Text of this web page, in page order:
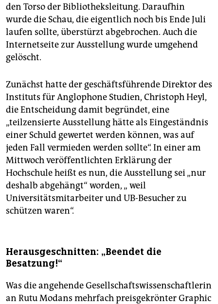
den Torso der Bibliotheksleitung. Daraufhin
wurde die Schau, die eigentlich noch bis Ende Juli
laufen sollte, überstürzt abgebrochen. Auch die
Internetseite zur Ausstellung wurde umgehend
gelöscht.
Zunächst hatte der geschäftsführende Direktor des
Instituts für Anglophone Studien, Christoph Heyl,
die Entscheidung damit begründet, eine
„teilzensierte Ausstellung hätte als Eingeständnis
einer Schuld gewertet werden können, was auf
jeden Fall vermieden werden sollte“. In einer am
Mittwoch veröffentlichten Erklärung der
Hochschule heißt es nun, die Ausstellung sei „nur
deshalb abgehängt“ worden, „ weil
Universitätsmitarbeiter und UB-Besucher zu
schützen waren“.
Herausgeschnitten: „Beendet die
Besatzung!“
Was die angehende Gesellschaftswissenschaftlerin
an Rutu Modans mehrfach preisgekrönter Graphic